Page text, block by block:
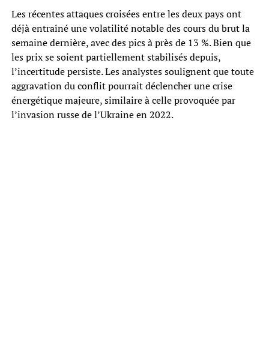
Les récentes attaques croisées entre les deux pays ont
déjà entraîné une volatilité notable des cours du brut la
semaine dernière, avec des pics à près de 13 %. Bien que
les prix se soient partiellement stabilisés depuis,
l’incertitude persiste. Les analystes soulignent que toute
aggravation du conflit pourrait déclencher une crise
énergétique majeure, similaire à celle provoquée par
l’invasion russe de l’Ukraine en 2022.